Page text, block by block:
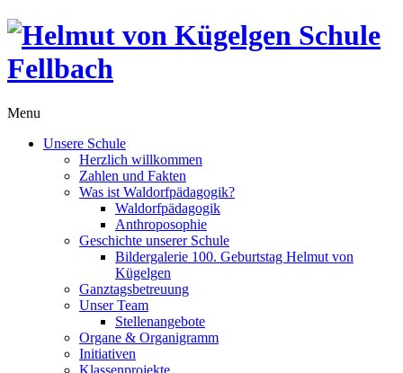
Menu
Unsere Schule
Herzlich willkommen
Zahlen und Fakten
Was ist Waldorfpädagogik?
Waldorfpädagogik
Anthroposophie
Geschichte unserer Schule
Bildergalerie 100. Geburtstag Helmut von
Kügelgen
Ganztagsbetreuung
Unser Team
Stellenangebote
Organe & Organigramm
Initiativen
Klassenprojekte